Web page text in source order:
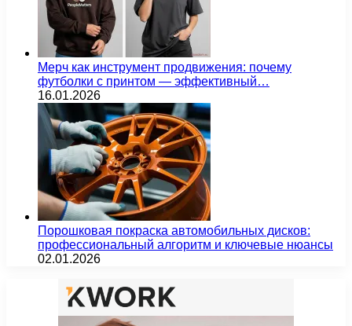
Мерч как инструмент продвижения: почему
футболки с принтом — эффективный…
16.01.2026
Порошковая покраска автомобильных дисков:
профессиональный алгоритм и ключевые нюансы
02.01.2026